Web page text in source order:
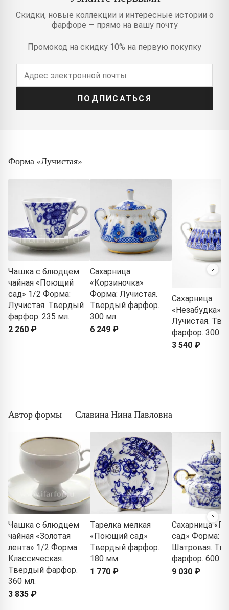
Скидки, новые коллекции и интересные истории о
фарфоре — прямо на вашу почту
Промокод на скидку 10% на первую покупку
ПОДПИСАТЬСЯ
Форма «Лучистая»
Чашка с блюдцем
чайная «Поющий
сад» 1/2 Форма:
Лучистая. Твердый
фарфор. 235 мл.
2 260 ₽
Сахарница
«Корзиночка»
Форма: Лучистая.
Твердый фарфор.
300 мл.
6 249 ₽
Сахарница
«Незабудка»
Лучистая.
фарфор. 300
3 540 ₽
Автор формы — Славина Нина Павловна
Чашка с блюдцем
чайная «Золотая
лента» 1/2 Форма:
Классическая.
Твердый фарфор.
360 мл.
3 835 ₽
Тарелка мелкая
«Поющий сад»
Твердый фарфор.
180 мм.
1 770 ₽
Сахарница
сад» Форма:
Шатровая.
фарфор. 600
9 030 ₽